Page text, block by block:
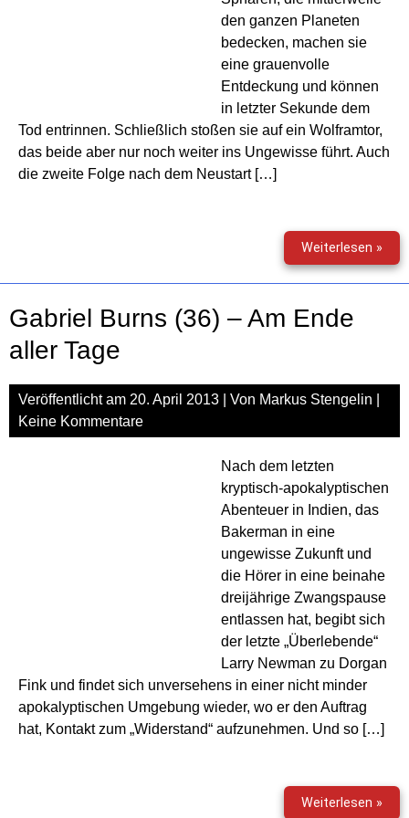
den ganzen Planeten
bedecken, machen sie
eine grauenvolle
Entdeckung und können
in letzter Sekunde dem
Tod entrinnen. Schließlich stoßen sie auf ein Wolframtor,
das beide aber nur noch weiter ins Ungewisse führt. Auch
die zweite Folge nach dem Neustart […]
Weiterlesen »
(37)
Gabriel Burns (36) – Am Ende
aller Tage
Veröffentlicht am 20. April 2013 | Von Markus Stengelin
Keine Kommentare
Nach dem letzten
kryptisch-apokalyptischen
Abenteuer in Indien, das
Bakerman in eine
ungewisse Zukunft und
die Hörer in eine beinahe
dreijährige Zwangspause
entlassen hat, begibt sich
der letzte „Überlebende“
Larry Newman zu Dorgan
Fink und findet sich unversehens in einer nicht minder
apokalyptischen Umgebung wieder, wo er den Auftrag
hat, Kontakt zum „Widerstand“ aufzunehmen. Und so […]
Weiterlesen »